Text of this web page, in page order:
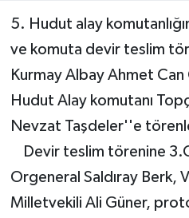
5. Hudut alay
ve komuta devir teslim
Kurmay Albay Ahmet Can
Hudut Alay komutanı
Nevzat Taşdeler''e
Devir teslim törenine
Orgeneral Saldıray Berk,
Milletvekili Ali Güner,